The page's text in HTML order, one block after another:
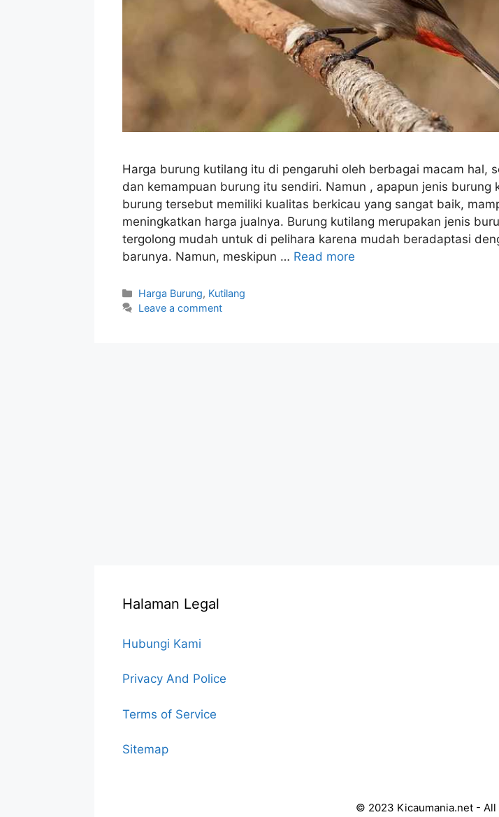
Harga burung kutilang itu di pengaruhi oleh berbagai macam hal,
dan kemampuan burung itu sendiri. Namun , apapun jenis burung
burung tersebut memiliki kualitas berkicau yang sangat baik,
meningkatkan harga jualnya. Burung kutilang merupakan jenis
tergolong mudah untuk di pelihara karena mudah beradaptasi
barunya. Namun, meskipun … Read more
Categories
Harga Burung, Kutilang
Leave a comment
Halaman Legal
Hubungi Kami
Privacy And Police
Terms of Service
Sitemap
© 2023 Kicaumania.net - All